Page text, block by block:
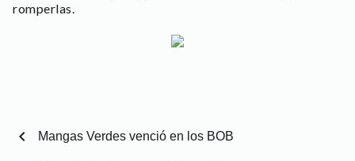
romperlas.
chevron_left Mangas Verdes venció en los BOB